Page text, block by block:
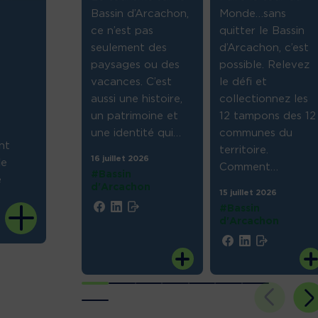
Il s’agit
la
…
Bassin d’Arcachon,
ce n’est pas
seulement des
paysages ou des
vacances. C’est
aussi une histoire,
un patrimoine et
une identité qui
16 juillet 2026
Monde…sans
quitter le Bassin
d’Arcachon, c’est
possible. Relevez
le défi et
collectionnez les
12 tampons des 12
communes du
territoire.
Comment
15 juillet 2026